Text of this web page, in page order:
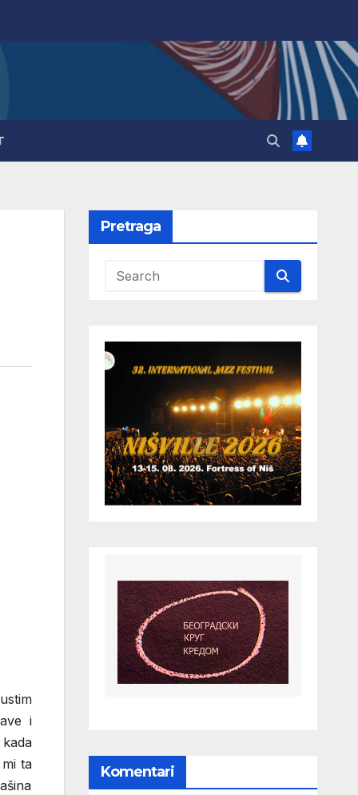
i
ta
Pretraga
Komentari